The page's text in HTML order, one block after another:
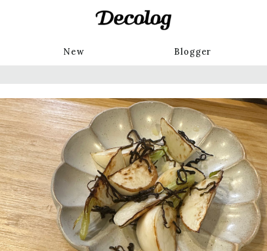
New Blogger